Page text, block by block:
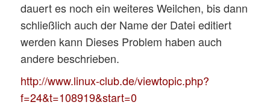
dauert es noch ein weiteres Weilchen, bis dann
schließlich auch der Name der Datei editiert
werden kann Dieses Problem haben auch
andere beschrieben.
http://www.linux-club.de/viewtopic.php?
f=24&t=108919&start=0